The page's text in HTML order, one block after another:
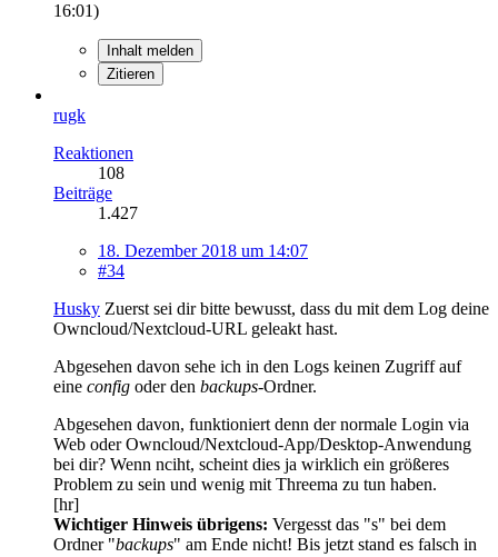
16:01)
Inhalt melden
Zitieren
rugk
Reaktionen
108
Beiträge
1.427
18. Dezember 2018 um 14:07
#34
Husky Zuerst sei dir bitte bewusst, dass du mit dem Log deine
Owncloud/Nextcloud-URL geleakt hast.
Abgesehen davon sehe ich in den Logs keinen Zugriff auf
eine config oder den backups-Ordner.
Abgesehen davon, funktioniert denn der normale Login via
Web oder Owncloud/Nextcloud-App/Desktop-Anwendung
bei dir? Wenn nciht, scheint dies ja wirklich ein größeres
Problem zu sein und wenig mit Threema zu tun haben.
[hr]
Wichtiger Hinweis übrigens: Vergesst das "s" bei dem
Ordner "backups" am Ende nicht! Bis jetzt stand es falsch in